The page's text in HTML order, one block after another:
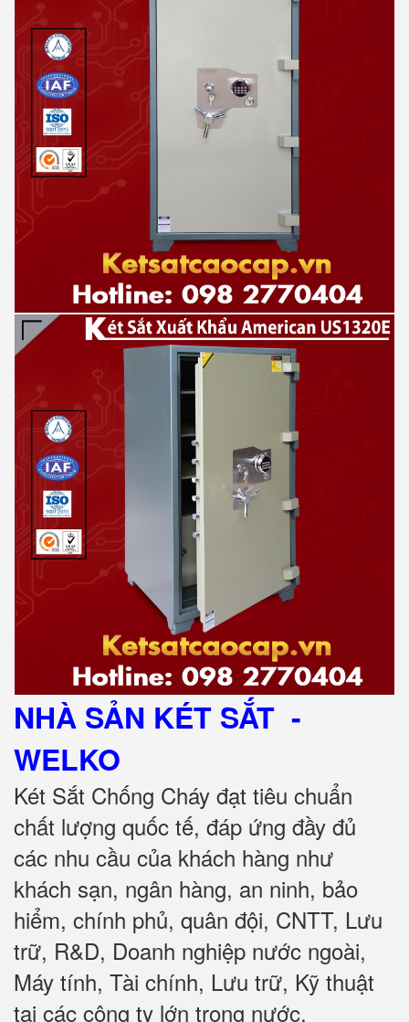
NHÀ SẢN KÉT SẮT -
WELKO
Két Sắt Chống Cháy đạt tiêu chuẩn
chất lượng quốc tế, đáp ứng đầy đủ
các nhu cầu của khách hàng như
khách sạn, ngân hàng, an ninh, bảo
hiểm, chính phủ, quân đội, CNTT, Lưu
trữ, R&D, Doanh nghiệp nước ngoài,
Máy tính, Tài chính, Lưu trữ, Kỹ thuật
tại các công ty lớn trong nước.